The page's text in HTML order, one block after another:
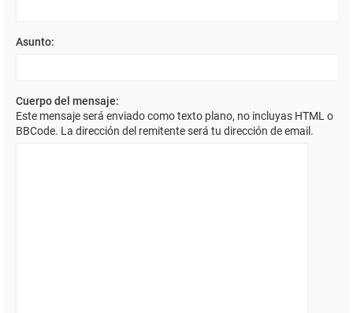
Asunto:
Cuerpo del mensaje:
Este mensaje será enviado como texto plano, no incluyas HTML o
BBCode. La dirección del remitente será tu dirección de email.